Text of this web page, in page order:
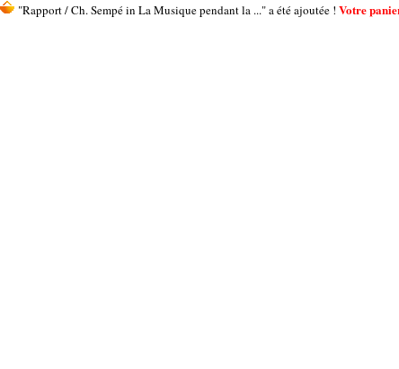
"Rapport / Ch. Sempé in La Musique pendant la ..." a été ajoutée ! Votre